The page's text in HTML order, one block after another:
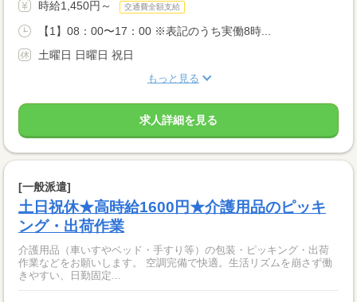
時給1,450円～ 交通費全額支給
【1】08：00〜17：00 ※表記のうち実働8時...
土曜日 日曜日 祝日
もっと見る
求人詳細を見る
[一般派遣]
土日祝休★高時給1600円★介護用品のピッキ
ング・出荷作業
介護用品（車いすやベッド・手すり等）の包装・ピッキング・出荷
作業などをお願いします。 空調完備で快適。生活リズムを崩さず働
きやすい、日勤固定...